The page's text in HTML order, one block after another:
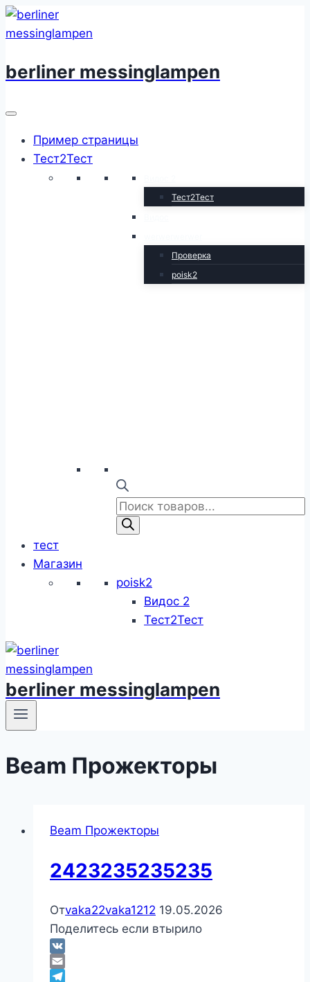
Перейти
к
berliner messinglampen
Пример страницы
Тест2Тест
Тест2Тест
Проверка
poisk2
Поиск
товаров
тест
Магазин
poisk2
Видос 2
Тест2Тест
berliner messinglampen
Beam Прожекторы
Beam Прожекторы
2423235235235
Отvaka22vaka1212 19.05.2026
Поделитесь если втырило
VK
Email